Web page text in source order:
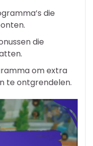
die
die
om extra
te ontgrendelen.